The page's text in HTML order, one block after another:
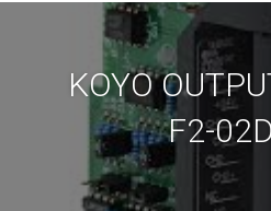
KOYO
F2-